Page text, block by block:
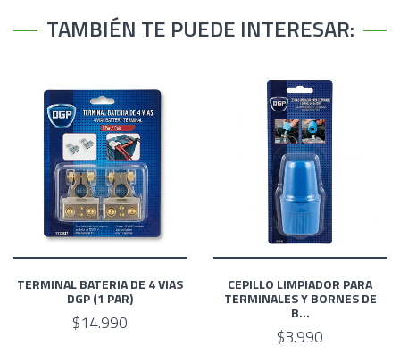
TAMBIÉN TE PUEDE INTERESAR:
TERMINAL BATERIA DE 4 VIAS
DGP (1 PAR)
$14.990
CEPILLO LIMPIADOR PARA
TERMINALES Y BORNES DE
B...
$3.990